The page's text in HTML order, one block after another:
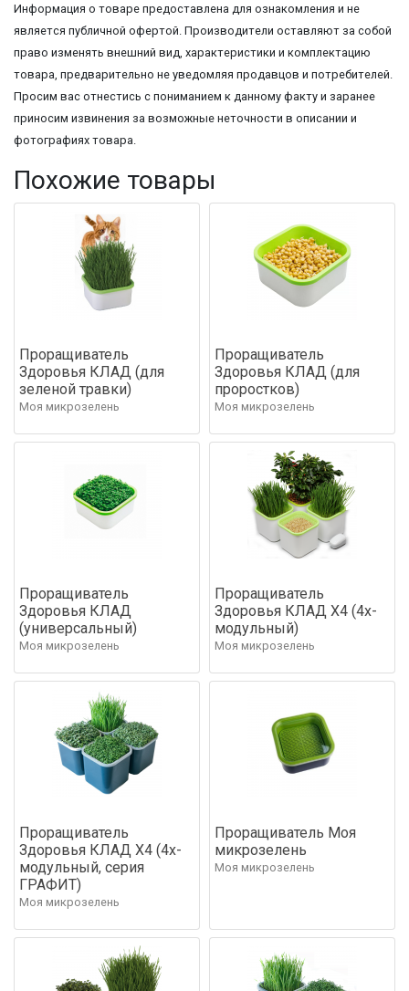
Информация о товаре предоставлена для ознакомления и не
является публичной офертой. Производители оставляют за собой
право изменять внешний вид, характеристики и комплектацию
товара, предварительно не уведомляя продавцов и потребителей.
Просим вас отнестись с пониманием к данному факту и заранее
приносим извинения за возможные неточности в описании и
фотографиях товара.
Похожие товары
Проращиватель
Здоровья КЛАД (для
зеленой травки)
Моя микрозелень
Проращиватель
Здоровья КЛАД (для
проростков)
Моя микрозелень
Проращиватель
Здоровья КЛАД
(универсальный)
Моя микрозелень
Проращиватель
Здоровья КЛАД Х4 (4х-
модульный)
Моя микрозелень
Проращиватель
Здоровья КЛАД Х4 (4х-
модульный, серия
ГРАФИТ)
Моя микрозелень
Проращиватель Моя
микрозелень
Моя микрозелень